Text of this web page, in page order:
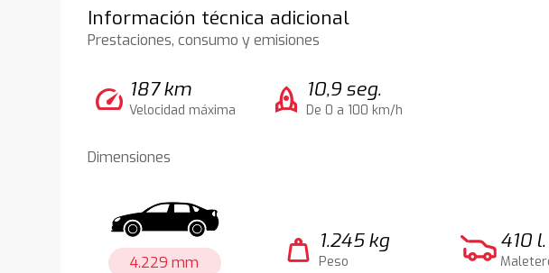
Información técnica adicional
Prestaciones, consumo y emisiones
speed 187 km
Velocidad máxima rocket 10,9 seg.
De 0 a 100 km/h
Dimensiones
4.229 mm weight 1.245 kg
Peso
410 l.